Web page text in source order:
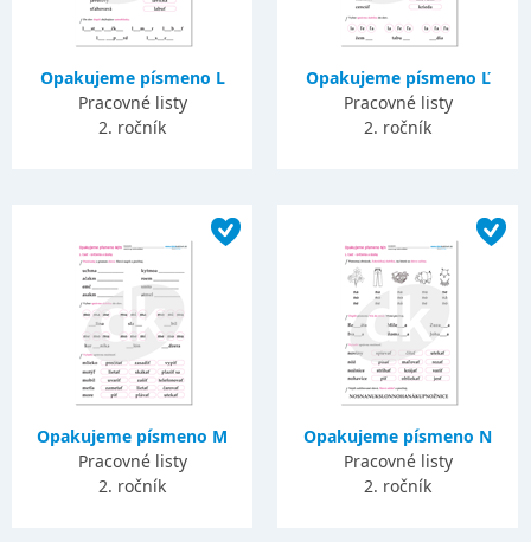
Opakujeme písmeno L
Pracovné listy
2. ročník
Opakujeme písmeno Ľ
Pracovné listy
2. ročník
Opakujeme písmeno M
Pracovné listy
2. ročník
Opakujeme písmeno N
Pracovné listy
2. ročník